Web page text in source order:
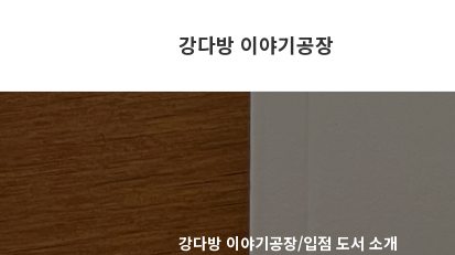
강다방 이야기공장
강다방 이야기공장/입점 도서 소개